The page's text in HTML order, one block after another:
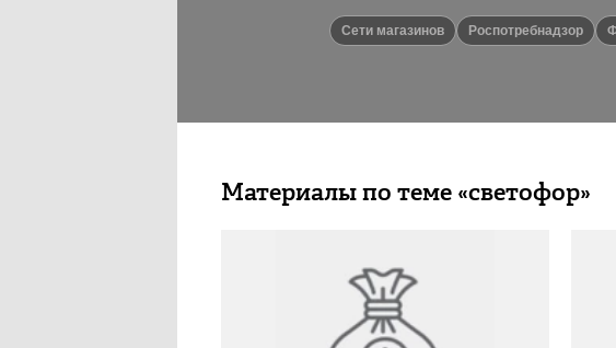
сети магазинов Роспотребнадзор
Материалы по теме «светофор»